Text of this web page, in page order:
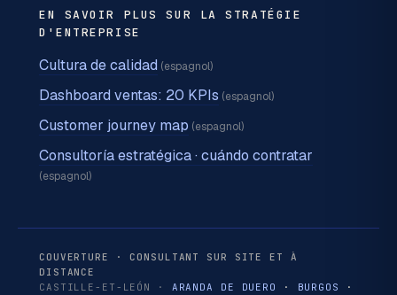
EN SAVOIR PLUS SUR LA STRATÉGIE
D'ENTREPRISE
Cultura de calidad (espagnol)
Dashboard ventas: 20 KPIs (espagnol)
Customer journey map (espagnol)
Consultoría estratégica · cuándo contratar
(espagnol)
COUVERTURE · CONSULTANT SUR SITE ET À
DISTANCE
CASTILLE-ET-LEÓN · ARANDA DE DUERO · BURGOS
·